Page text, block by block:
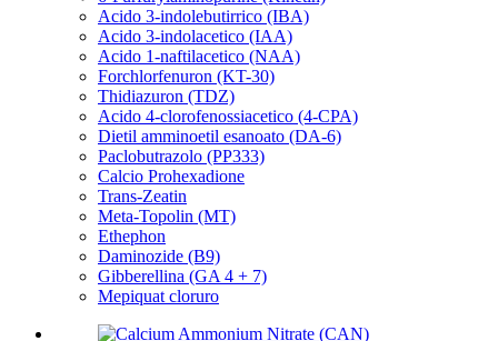
Acido 3-indolebutirrico (IBA)
Acido 3-indolacetico (IAA)
Acido 1-naftilacetico (NAA)
Forchlorfenuron (KT-30)
Thidiazuron (TDZ)
Acido 4-clorofenossiacetico (4-CPA)
Dietil amminoetil esanoato (DA-6)
Paclobutrazolo (PP333)
Calcio Prohexadione
Trans-Zeatin
Meta-Topolin (MT)
Ethephon
Daminozide (B9)
Gibberellina (GA 4 + 7)
Mepiquat cloruro